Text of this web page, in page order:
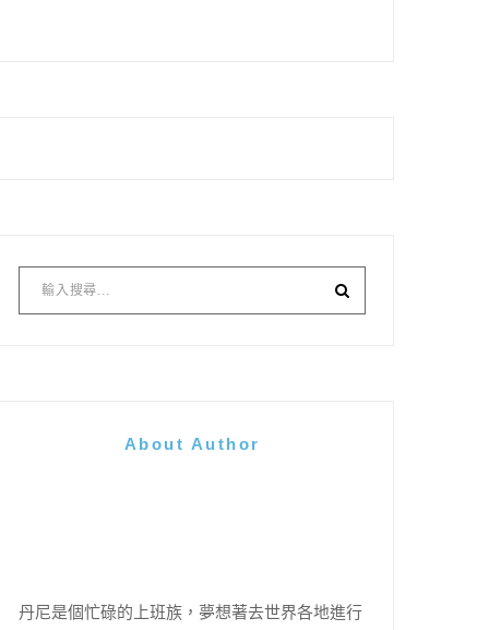
About Author
丹尼是個忙碌的上班族，夢想著去世界各地進行